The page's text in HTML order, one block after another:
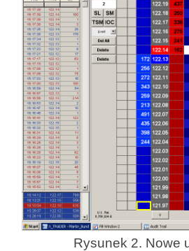
Rysunek 2. Nowe